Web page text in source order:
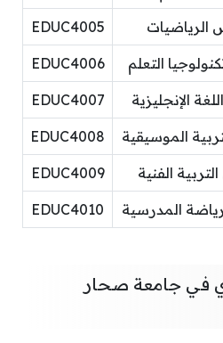
الرياضيات EDUC4005
التعلم EDUC4006
الإنجليزية EDUC4007
الموسيقية EDUC4008
الفنية EDUC4009
المدرسية EDUC4010
في جامعة صحار